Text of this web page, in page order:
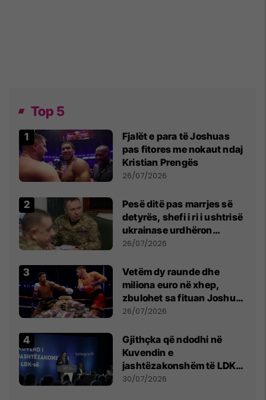
Top 5
Fjalët e para të Joshuas
pas fitores me nokaut ndaj
Kristian Prengës
26/07/2026
Pesë ditë pas marrjes së
detyrës, shefi i ri i ushtrisë
ukrainase urdhëron
kontroll të madh
26/07/2026
Vetëm dy raunde dhe
miliona euro në xhep,
zbulohet sa fituan Joshua
e Prenga
26/07/2026
Gjithçka që ndodhi në
Kuvendin e
jashtëzakonshëm të LDK-
së
30/07/2026